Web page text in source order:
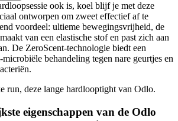
ook is, koel blijf je met deze
ontworpen om zweet effectief af te
voordeel: ultieme bewegingsvrijheid, de
van een elastische stof en past zich aan
De ZeroScent-technologie biedt een
behandeling tegen nare geurtjes en
run, deze lange hardlooptight van Odlo.
eigenschappen van de Odlo